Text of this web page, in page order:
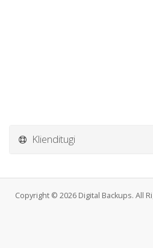
Klienditugi
Copyright © 2026 Digital Backups. All